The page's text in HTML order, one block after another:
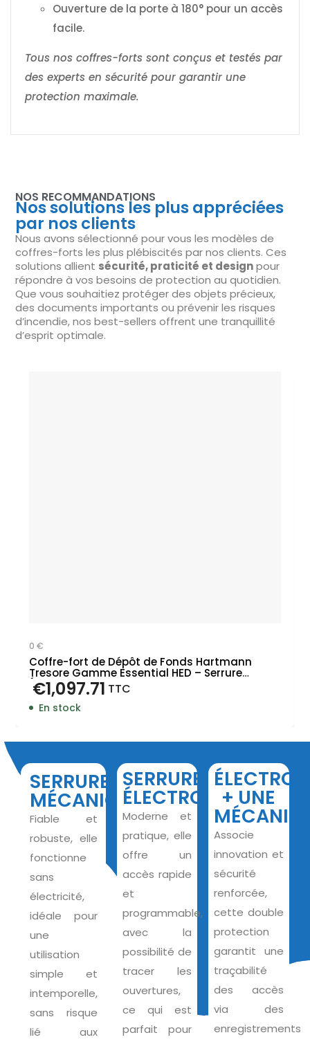
Ouverture de la porte à 180° pour un accès
facile.
Tous nos coffres-forts sont conçus et testés par
des experts en sécurité pour garantir une
protection maximale.
NOS RECOMMANDATIONS
Nos solutions les plus appréciées
par nos clients
Nous avons sélectionné pour vous les modèles de
coffres-forts les plus plébiscités par nos clients. Ces
solutions allient sécurité, praticité et designpour
répondre à vos besoins de protection au quotidien.
Que vous souhaitiez protéger des objets précieux,
des documents importants ou prévenir les risques
d’incendie, nos best-sellers offrent une tranquillité
d’esprit optimale.
0 €
Coffre-fort de Dépôt de Fonds Hartmann
Tresore Gamme Essential HED – Serrure
Électronique
€1,097.71 TTC
En stock
SERRURE
MÉCANIQUE
Fiable et
robuste, elle
fonctionne
sans
électricité,
idéale pour
une
utilisation
simple et
intemporelle,
sans risque
lié aux
SERRURE
ÉLECTRONIQUE
Moderne et
pratique, elle
offre un
accès rapide
et
programmable,
avec la
possibilité de
tracer les
ouvertures,
ce qui est
parfait pour
+ UNE
Associe
innovation et
sécurité
renforcée,
cette double
protection
garantit une
traçabilité
des accès
via des
enregistrements